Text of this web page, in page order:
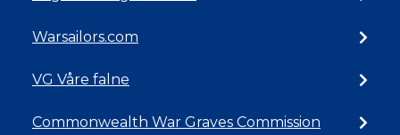
Warsailors.com
VG Våre falne
Commonwealth War Graves Commission